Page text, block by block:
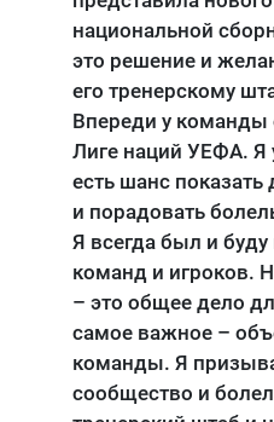
национальной
это решение и
его тренерскому
Впереди у
Лиге наций УЕФА. Я
есть шанс
и порадовать
Я всегда был и
команд и игроков.
– это общее дело
самое важное –
команды. Я
сообщество и